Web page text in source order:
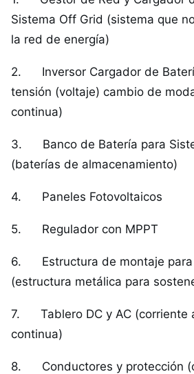
Sistema Off Grid (sistema que
la red de energía)
2. Inversor Cargador de
tensión (voltaje) cambio de
continua)
3. Banco de Batería para
(baterías de almacenamiento)
4. Paneles Fotovoltaicos
5. Regulador con MPPT
6. Estructura de montaje para
(estructura metálica para
7. Tablero DC y AC (corriente
continua)
8. Conductores y protección